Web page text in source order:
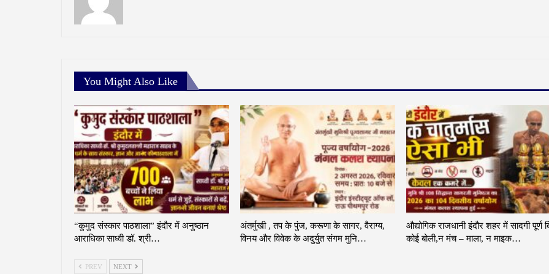
You Might Also Like
“कुमुद संस्कार पाठशाला” इंदौर में अनुष्ठान
आराधिका साध्वी डॉ. श्री…
अंतर्मुखी , तप के पुंज, करूणा के सागर, वैराग्य,
विनय और विवेक के अदुर्युत संगम मुनि…
औद्योगिक राजधानी इंदौर शहर में सादगी पूर्ण
कोई बोली,न मंच – माला, न माइक…
PREV NEXT